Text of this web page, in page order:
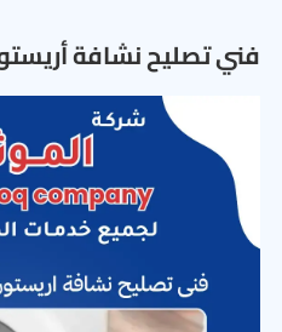
فني تصليح نشافة